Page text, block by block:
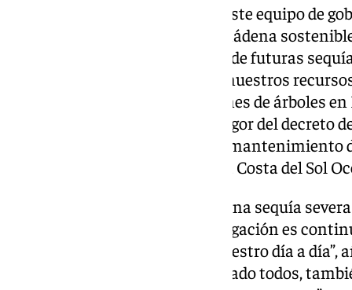
“Este contrato demuestra que este equipo de
frente, apuesta por una Benalmádena
sea sustituido, con la previsión de futuras
optimizar al máximo el uso de nuestros
Olea recordó que “las reposiciones de árboles
paralizadas por la entrada en vigor del decreto
directamente a la limpieza y el mantenimiento
restricciones tan estrictas en la Costa del Sol
“Pese a que ahora pasamos de una sequía
la guardia y nuestro deber y obligación es
eficiente del agua potable en nuestro día a día”,
“los esfuerzos que hemos realizado todos,